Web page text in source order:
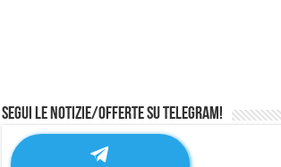
Segui le notizie/offerte su Telegram!